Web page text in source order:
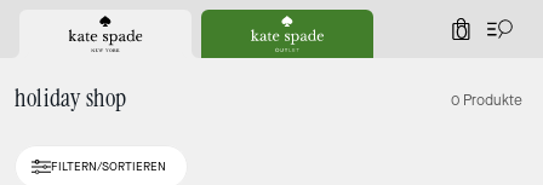
0
holiday shop 0 Produkte
FILTERN/SORTIEREN